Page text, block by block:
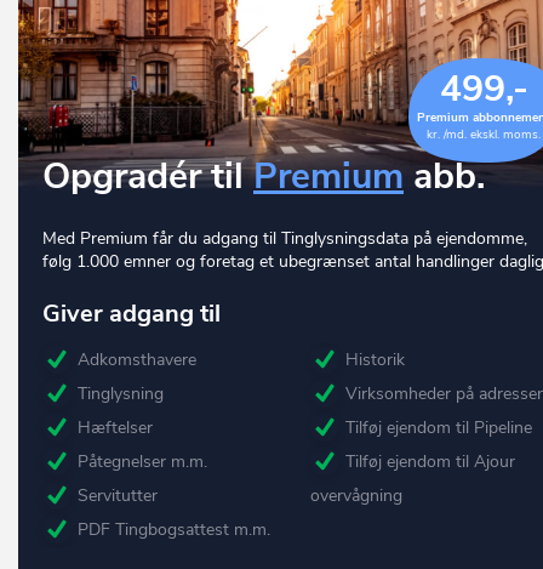
499,-
Premium
kr. /md. ekskl. moms.
Opgradér tilPremium abb.
Med Premium får du adgang til Tinglysningsdata på ejendomme,
følg 1.000 emner og foretag et ubegrænset antal handlinger
Giver adgang til
Adkomsthavere
Tinglysning
Hæftelser
Påtegnelser m.m.
Servitutter
PDF Tingbogsattest m.m.
Historik
Virksomheder på
Tilføj ejendom til Pipeline
Tilføj ejendom til Ajour
overvågning